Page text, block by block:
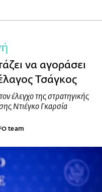
να αγοράσει
Τσάγκος
έλεγχο της στρατηγικής
Ντιέγκο Γκαρσία
team